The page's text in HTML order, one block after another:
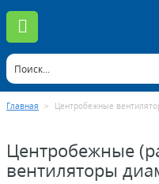
Главная > Центробежные
Центробежные
вентиляторы